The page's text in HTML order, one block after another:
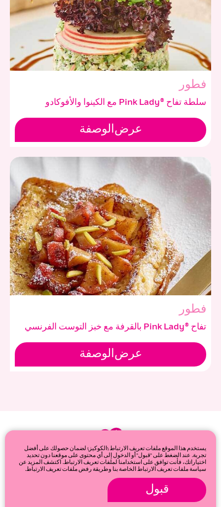
فطور
سلطة تفاح ®Pink Lady مع الكينوا والأفوكادو
عرض الوصفة
فطور
تفاح ®Pink Lady بالقرفة مع خبز التوست الفرنسي
عرض الوصفة
Privacy & cookie policy
يستخدم هذا الموقع ملفات تعريف الارتباط (الكوكيز) لضمان حصولك على أفضل
تجربة. عند الضغط على "قبول" أو الدخول إلى أي محتوى على موقعنا دون تحديد
اختياراتك، فأنت توافق على استخدامنا لملفات تعريف الارتباط. اكتشف المزيد عن
سياسة ملفات تعريف الارتباط الخاصة بنا وطريقة رفض ملفات تعريف الارتباط.
قبول